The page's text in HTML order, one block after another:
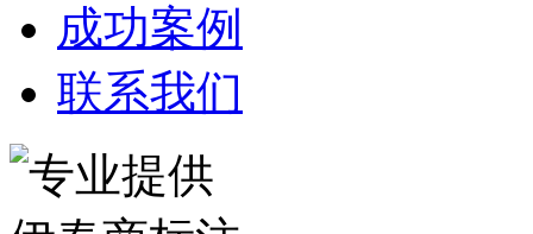
成功案例
联系我们